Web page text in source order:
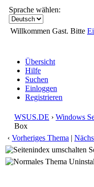
Sprache wählen:
Willkommen Gast. Bitte
Übersicht
Hilfe
Suchen
Einloggen
Registrieren
WSUS.DE › Windows
Box
‹ Vorheriges Thema |